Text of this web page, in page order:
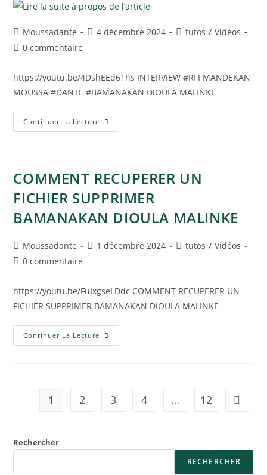
Moussadante 4 décembre 2024 tutos / Vidéos
0 commentaire
https://youtu.be/4DshEEd61hs INTERVIEW #RFI MANDEKAN
MOUSSA #DANTE #BAMANAKAN DIOULA MALINKE
Continuer La Lecture
COMMENT RECUPERER UN
FICHIER SUPPRIMER
BAMANAKAN DIOULA MALINKE
Moussadante 1 décembre 2024 tutos / Vidéos
0 commentaire
https://youtu.be/FuIxgseLDdc COMMENT RECUPERER UN
FICHIER SUPPRIMER BAMANAKAN DIOULA MALINKE
Continuer La Lecture
1 2 3 4 … 12
Rechercher
RECHERCHER